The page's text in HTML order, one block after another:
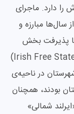
را دارد. ماجرای
که پس از سال‌ها مبارزه و
پذیرفت بخش
بزرگی از جزیره ایرلند به نام دولت آزاد ایرلند (Irish Free State)
در ناحیه‌ی
بودند، همچنان
شمالی»